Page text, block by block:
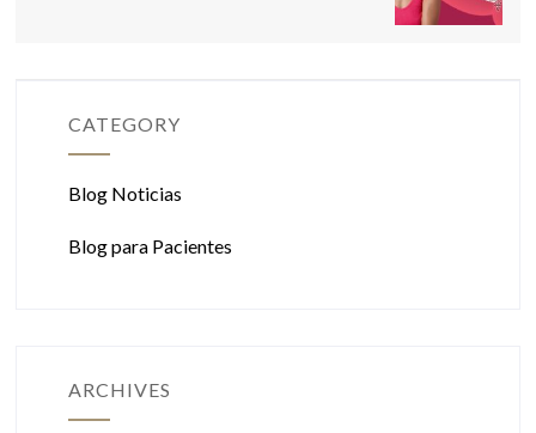
CATEGORY
Blog Noticias
Blog para Pacientes
ARCHIVES